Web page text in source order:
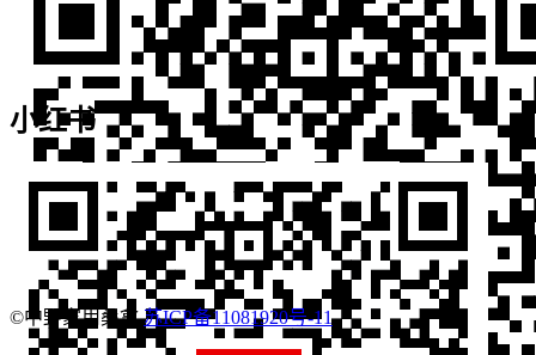
小红书
©中野家用桑拿苏ICP备11081920号-11